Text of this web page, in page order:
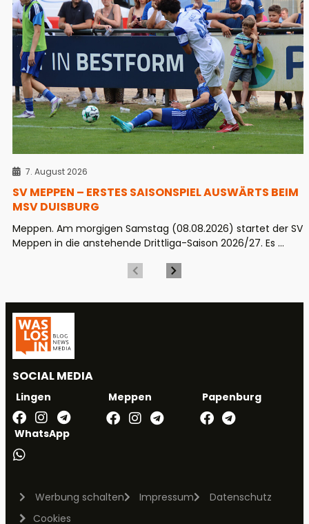
7. August 2026
SV MEPPEN – ERSTES SAISONSPIEL AUSWÄRTS BEIM
MSV DUISBURG
Meppen. Am morgigen Samstag (08.08.2026) startet der SV
Meppen in die anstehende Drittliga-Saison 2026/27. Es ...
SOCIAL MEDIA
Lingen Meppen Papenburg
WhatsApp
Werbung schalten Impressum
Datenschutz
Cookies